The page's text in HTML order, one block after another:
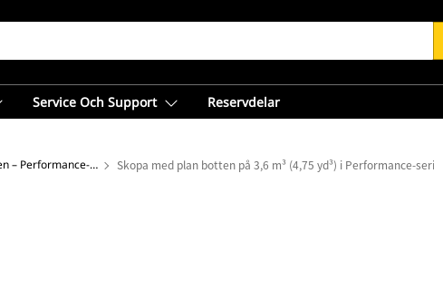
Service Och Support Reservdelar
Skopor med plan botten – Performance-serien Skopa med plan botten på 3,6 m³ (4,75 yd³) i Performance-serien